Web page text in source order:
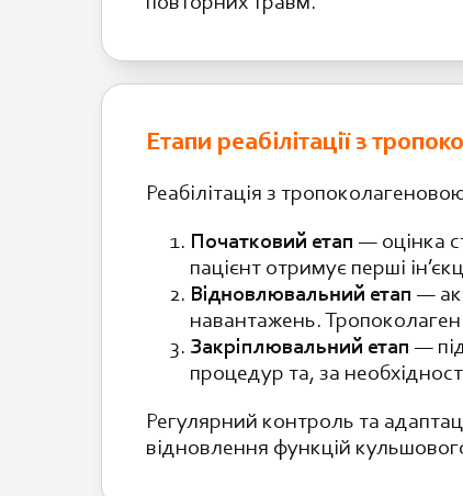
Етапи реабілітації з
Реабілітація з
Початковий етап — оцінка
пацієнт отримує перші
Відновлювальний етап —
навантажень.
Закріплювальний етап —
процедур та, за
Регулярний контроль та
відновлення функцій